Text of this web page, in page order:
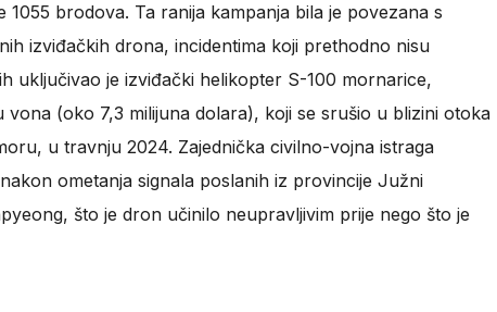
brodova. Ta ranija kampanja bila je povezana s
izviđačkih drona, incidentima koji prethodno nisu
uključivao je izviđački helikopter S-100 mornarice,
vona (oko 7,3 milijuna dolara), koji se srušio u blizini otoka
u travnju 2024. Zajednička civilno-vojna istraga
ometanja signala poslanih iz provincije Južni
što je dron učinilo neupravljivim prije nego što je